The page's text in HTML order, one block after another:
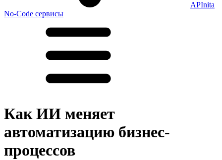
APInita
No-Code сервисы
Как ИИ меняет
автоматизацию бизнес-
процессов